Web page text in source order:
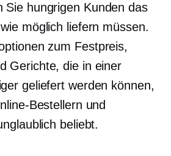
Sie hungrigen Kunden das
möglich liefern müssen.
zum Festpreis,
Gerichte, die in einer
geliefert werden können,
Bestellern und
beliebt.